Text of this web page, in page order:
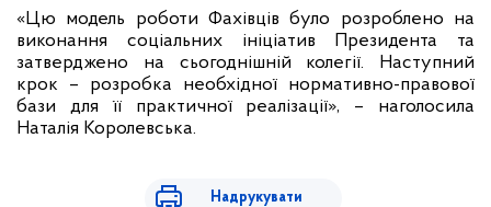
«Цю модель роботи Фахівців було розроблено на
виконання соціальних ініціатив Президента та
затверджено на сьогоднішній колегії. Наступний
крок – розробка необхідної нормативно-правової
бази для її практичної реалізації», – наголосила
Наталія Королевська.
Надрукувати